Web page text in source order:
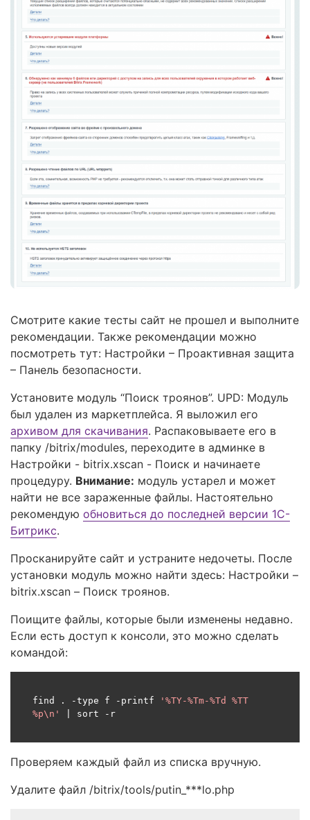
Смотрите какие тесты сайт не прошел и выполните
рекомендации. Также рекомендации можно
посмотреть тут: Настройки – Проактивная защита
– Панель безопасности.
Установите модуль “Поиск троянов”. UPD: Модуль
был удален из маркетплейса. Я выложил его
архивом для скачивания. Распаковываете его в
папку /bitrix/modules, переходите в админке в
Настройки - bitrix.xscan - Поиск и начинаете
процедуру. Внимание: модуль устарел и может
найти не все зараженные файлы. Настоятельно
рекомендую обновиться до последней версии 1С-
Битрикс.
Просканируйте сайт и устраните недочеты. После
установки модуль можно найти здесь: Настройки –
bitrix.xscan – Поиск троянов.
Поищите файлы, которые были изменены недавно.
Если есть доступ к консоли, это можно сделать
командой:
find . -type f - printf
'%TY-%Tm-%Td %TT
%p\n'
sort - r
Проверяем каждый файл из списка вручную.
Удалите файл /bitrix/tools/putin_***lo.php